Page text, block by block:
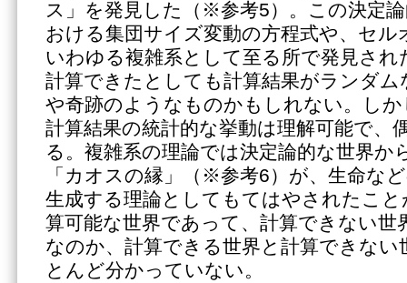
ス」を発見した（※参考5）。この決定
おける集団サイズ変動の方程式や、セ
いわゆる複雑系として至る所で発見さ
計算できたとしても計算結果がランダ
や奇跡のようなものかもしれない。し
計算結果の統計的な挙動は理解可能で、
る。複雑系の理論では決定論的な世界か
「カオスの縁」（※参考6）が、生命な
生成する理論としてもてはやされたこ
算可能な世界であって、計算できない世
なのか、計算できる世界と計算できない
とんど分かっていない。